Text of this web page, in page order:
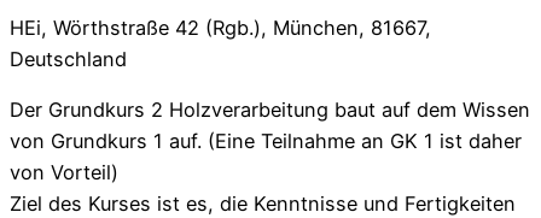
HEi, Wörthstraße 42 (Rgb.), München, 81667,
Deutschland
Der Grundkurs 2 Holzverarbeitung baut auf dem Wissen
von Grundkurs 1 auf. (Eine Teilnahme an GK 1 ist daher
von Vorteil)
Ziel des Kurses ist es, die Kenntnisse und Fertigkeiten